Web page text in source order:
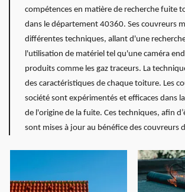
compétences en matière de recherche fuite
dans le département 40360. Ses couvreurs
différentes techniques, allant d'une
l'utilisation de matériel tel qu'une caméra
produits comme les gaz traceurs. La
des caractéristiques de chaque toiture. Les
société sont expérimentés et efficaces dans
de l'origine de la fuite. Ces techniques, afin
sont mises à jour au bénéfice des couvreurs